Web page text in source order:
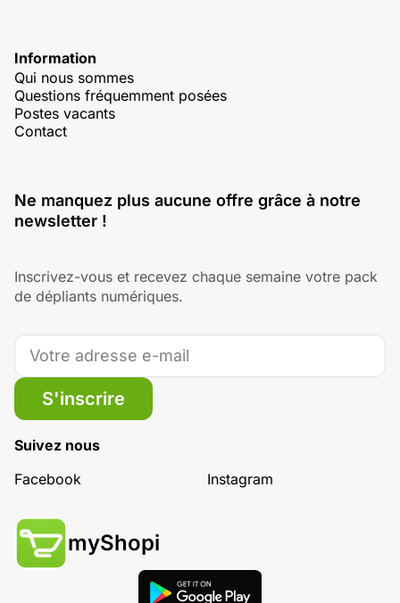
Information
Qui nous sommes
Questions fréquemment posées
Postes vacants
Contact
Ne manquez plus aucune offre grâce à notre
newsletter !
Inscrivez-vous et recevez chaque semaine votre pack
de dépliants numériques.
S'inscrire
Suivez nous
Facebook
Instagram
myShopi